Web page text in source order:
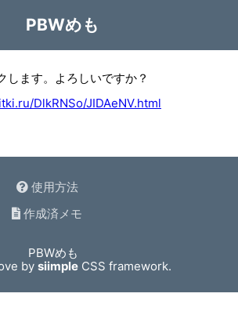
PBWめも
します。よろしいですか？
DlkRNSo/JIDAeNV.html
使用方法
作成済メモ
PBWめも
bysiimple CSS framework.